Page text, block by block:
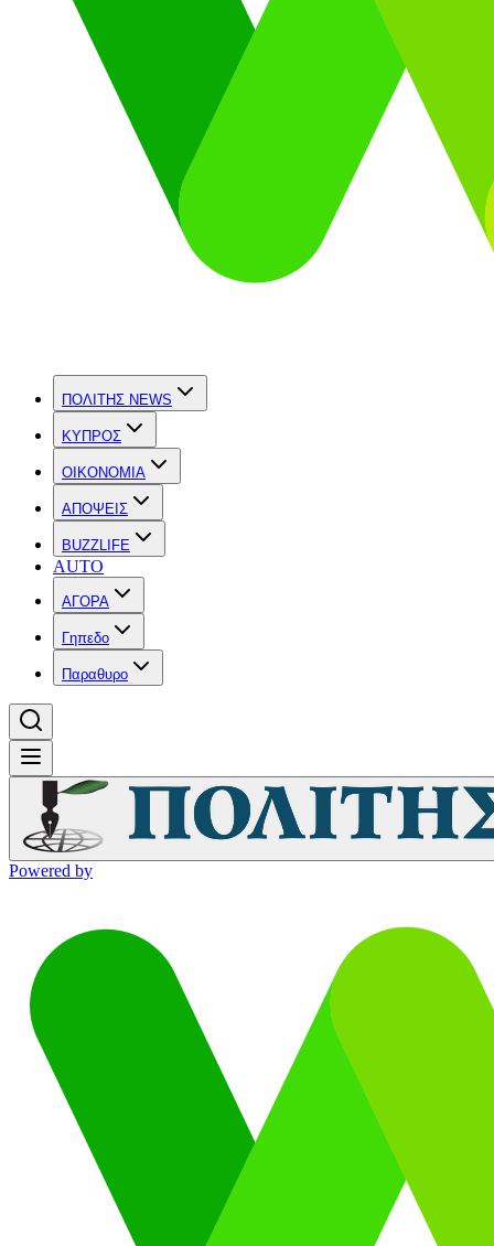
ΠΟΛΙΤΗΣ NEWS
ΚΥΠΡΟΣ
OIKONOMIA
ΑΠΟΨΕΙΣ
BUZZLIFE
AUTO
ΑΓΟΡΑ
Γηπεδο
Παραθυρο
Powered by